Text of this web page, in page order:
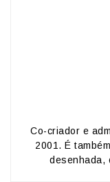
Co-criador e
2001. É
desenhada,